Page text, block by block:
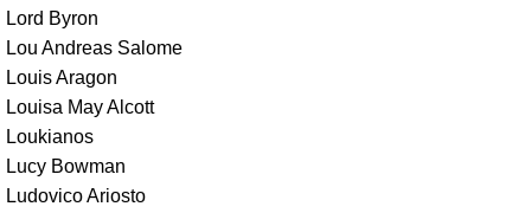
Lord Byron
Lou Andreas Salome
Louis Aragon
Louisa May Alcott
Loukianos
Lucy Bowman
Ludovico Ariosto